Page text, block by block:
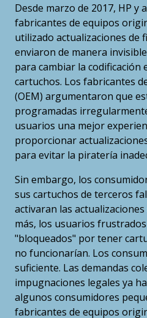
Desde marzo de 2017, HP y
fabricantes de equipos
utilizado actualizaciones de
enviaron de manera
para cambiar la codificación
cartuchos. Los fabricantes
(OEM) argumentaron que
programadas
usuarios una mejor
proporcionar
para evitar la piratería
Sin embargo, los
sus cartuchos de terceros
activaran las
más, los usuarios
"bloqueados" por tener
no funcionarían. Los
suficiente. Las demandas
impugnaciones legales ya
algunos consumidores
fabricantes de equipos